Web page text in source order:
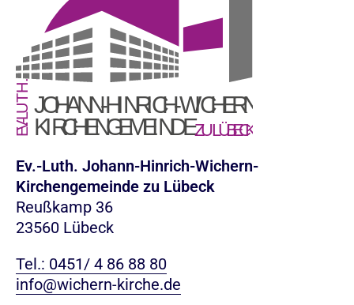
Ev.-Luth. Johann-Hinrich-Wichern-
Kirchengemeinde zu Lübeck
Reußkamp 36
23560 Lübeck
Tel.: 0451/ 4 86 88 80
info@wichern-kirche.de